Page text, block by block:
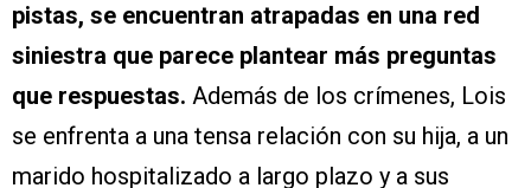
pistas, se encuentran atrapadas en una red
siniestra que parece plantear más preguntas
que respuestas. Además de los crímenes, Lois
se enfrenta a una tensa relación con su hija, a un
marido hospitalizado a largo plazo y a sus